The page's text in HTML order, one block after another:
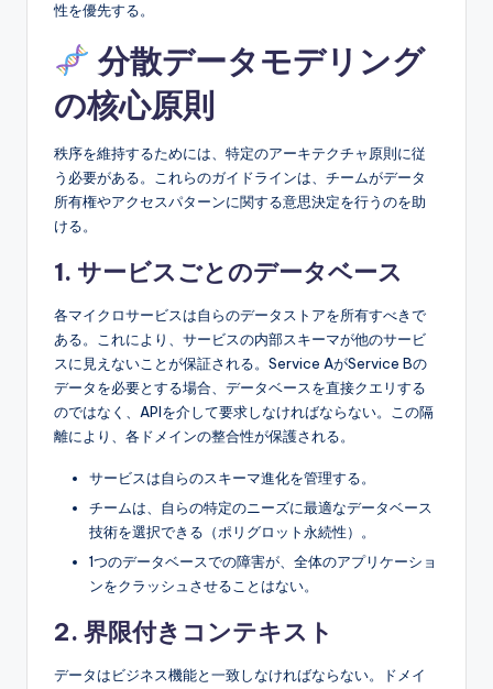
性を優先する。
分散データモデリング
の核心原則
秩序を維持するためには、特定のアーキテクチャ原則に従
う必要がある。これらのガイドラインは、チームがデータ
所有権やアクセスパターンに関する意思決定を行うのを助
ける。
1. サービスごとのデータベース
各マイクロサービスは自らのデータストアを所有すべきで
ある。これにより、サービスの内部スキーマが他のサービ
スに見えないことが保証される。Service AがService Bの
データを必要とする場合、データベースを直接クエリする
のではなく、APIを介して要求しなければならない。この隔
離により、各ドメインの整合性が保護される。
サービスは自らのスキーマ進化を管理する。
チームは、自らの特定のニーズに最適なデータベース
技術を選択できる（ポリグロット永続性）。
1つのデータベースでの障害が、全体のアプリケーショ
ンをクラッシュさせることはない。
2. 界限付きコンテキスト
データはビジネス機能と一致しなければならない。ドメイ